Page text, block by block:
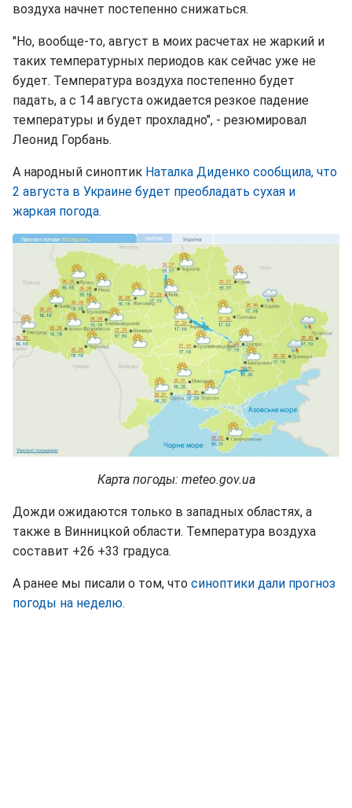
воздуха начнет постепенно снижаться.
"Но, вообще-то, август в моих расчетах не жаркий и
таких температурных периодов как сейчас уже не
будет. Температура воздуха постепенно будет
падать, а с 14 августа ожидается резкое падение
температуры и будет прохладно", - резюмировал
Леонид Горбань.
А народный синоптик Наталка Диденко сообщила, что
2 августа в Украине будет преобладать сухая и
жаркая погода.
Карта погоды: meteo.gov.ua
Дожди ожидаются только в западных областях, а
также в Винницкой области. Температура воздуха
составит +26 +33 градуса.
А ранее мы писали о том, что синоптики дали прогноз
погоды на неделю.